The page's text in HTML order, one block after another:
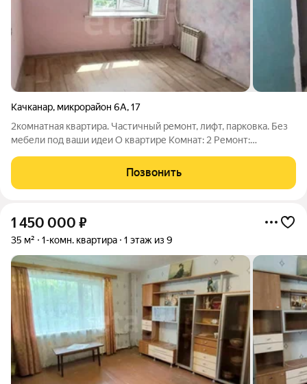
Качканар, микрорайон 6А,17
2комнатная квартира. Частичный ремонт, лифт, парковка. Без
мебели под ваши идеи О квартире Комнат: 2 Ремонт:
дизайн исключительно под вас Мебель: отсутствует квартира
как чистый лист.
Позвонить
1 450 000 ₽
35 м² 1-комн. квартира 1 этаж из 9